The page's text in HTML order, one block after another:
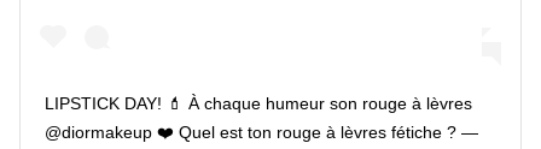
LIPSTICK DAY! 💄 À chaque humeur son rouge à lèvres
@diormakeup ❤️ Quel est ton rouge à lèvres fétiche ? —